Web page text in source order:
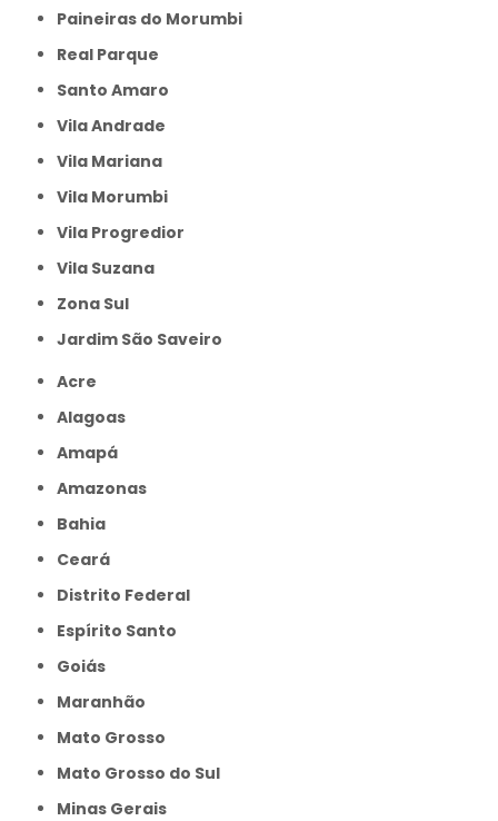
Paineiras do Morumbi
Real Parque
Santo Amaro
Vila Andrade
Vila Mariana
Vila Morumbi
Vila Progredior
Vila Suzana
Zona Sul
jardim São Saveiro
Acre
Alagoas
Amapá
Amazonas
Bahia
Ceará
Distrito Federal
Espírito Santo
Goiás
Maranhão
Mato Grosso
Mato Grosso do Sul
Minas Gerais